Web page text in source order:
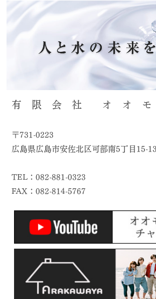
有 限 会 社 オ オ モ
〒731-0223
広島県広島市安佐北区可部南5丁目15-13
TEL：082-881-0323
FAX：082-814-5767